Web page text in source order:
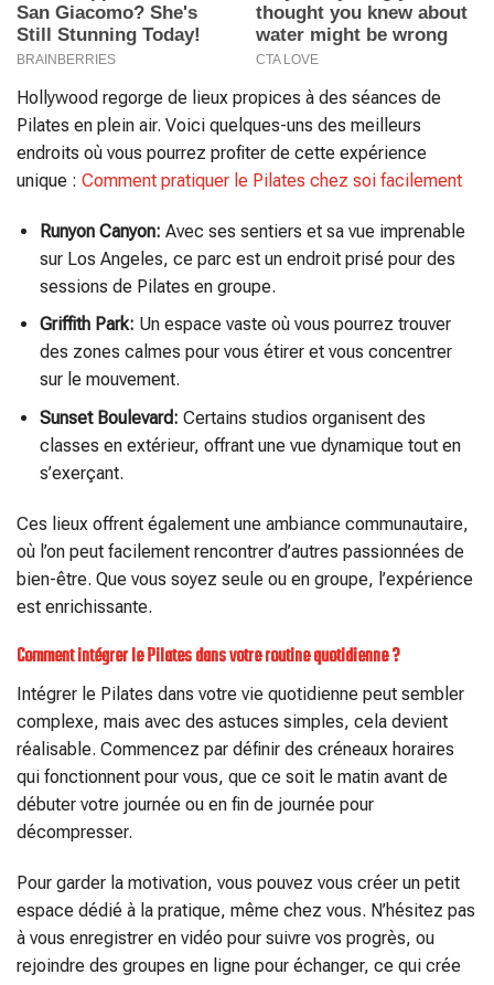
Hollywood regorge de lieux propices à des séances de
Pilates en plein air. Voici quelques-uns des meilleurs
endroits où vous pourrez profiter de cette expérience
unique : Comment pratiquer le Pilates chez soi facilement
Runyon Canyon: Avec ses sentiers et sa vue imprenable
sur Los Angeles, ce parc est un endroit prisé pour des
sessions de Pilates en groupe.
Griffith Park: Un espace vaste où vous pourrez trouver
des zones calmes pour vous étirer et vous concentrer
sur le mouvement.
Sunset Boulevard: Certains studios organisent des
classes en extérieur, offrant une vue dynamique tout en
s’exerçant.
Ces lieux offrent également une ambiance communautaire,
où l’on peut facilement rencontrer d’autres passionnées de
bien-être. Que vous soyez seule ou en groupe, l’expérience
est enrichissante.
Comment intégrer le Pilates dans votre routine quotidienne ?
Intégrer le Pilates dans votre vie quotidienne peut sembler
complexe, mais avec des astuces simples, cela devient
réalisable. Commencez par définir des créneaux horaires
qui fonctionnent pour vous, que ce soit le matin avant de
débuter votre journée ou en fin de journée pour
décompresser.
Pour garder la motivation, vous pouvez vous créer un petit
espace dédié à la pratique, même chez vous. N’hésitez pas
à vous enregistrer en vidéo pour suivre vos progrès, ou
rejoindre des groupes en ligne pour échanger, ce qui crée